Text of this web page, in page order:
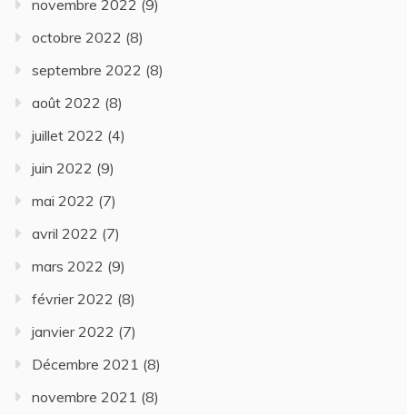
novembre 2022 (9)
octobre 2022 (8)
septembre 2022 (8)
août 2022 (8)
juillet 2022 (4)
juin 2022 (9)
mai 2022 (7)
avril 2022 (7)
mars 2022 (9)
février 2022 (8)
janvier 2022 (7)
Décembre 2021 (8)
novembre 2021 (8)